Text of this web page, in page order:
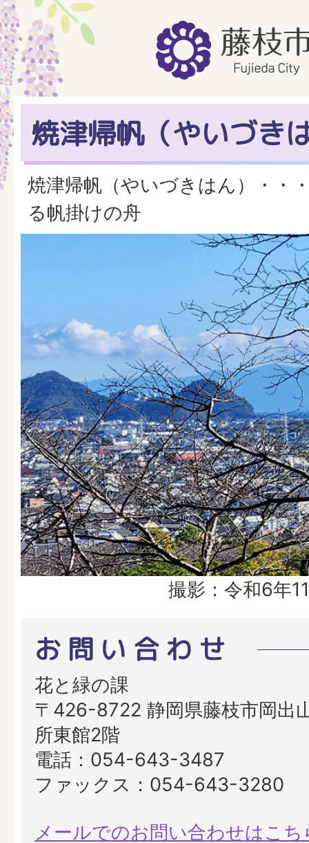
焼津帰帆（やいづき
焼津帰帆（やいづきはん）・・
る帆掛けの舟
撮影：令和6年
お問い合わせ
花と緑の課
〒426-8722 静岡県藤枝市岡出
所東館2階
電話：054-643-3487
ファックス：054-643-3280
メールでのお問い合わせはこち